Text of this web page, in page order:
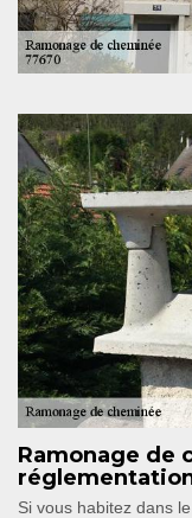
Ramonage de
Si vous habitez dans